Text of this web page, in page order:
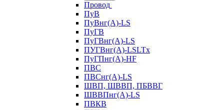
Провод
ПуВ
ПуВнг(А)-LS
ПуГВ
ПуГВнг(А)-LS
ПУГВнг(А)-LSLTx
ПуГПнг(А)-HF
ПВС
ПВСнг(А)-LS
ШВП, ШВВП, ПБВВГ
ШВВПнг(А)-LS
ПВКВ